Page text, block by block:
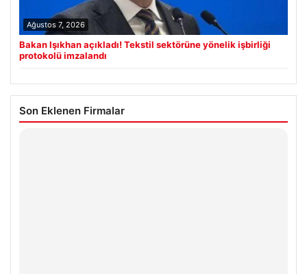
Ağustos 7, 2026
Bakan Işıkhan açıkladı! Tekstil sektörüne yönelik işbirliği
protokolü imzalandı
Son Eklenen Firmalar